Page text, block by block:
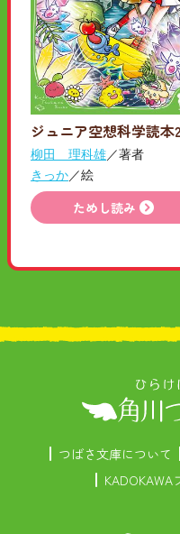
ジュニア空想科学読本
柳田 理科雄／著者
きっか／絵
ためし読み
つばさ文庫について
KADOKAWA